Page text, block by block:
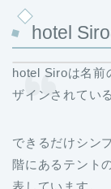
hotel
hotel Siroは名前
ザインされてい
できるだけシン
階にあるテント